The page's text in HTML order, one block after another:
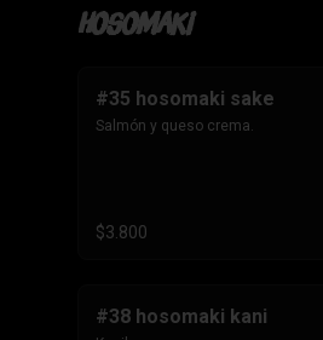
Hosomaki
#35 hosomaki sake
Salmón y queso crema.
$3.800
#38 hosomaki kani